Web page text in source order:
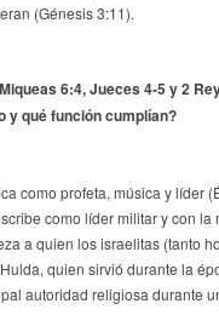
(Génesis 3:11).
6:4, Jueces 4-5 y 2
y qué función cumplían?
como profeta, música y líder
como líder militar y con
a quien los israelitas (tanto
quien sirvió durante la
autoridad religiosa durante